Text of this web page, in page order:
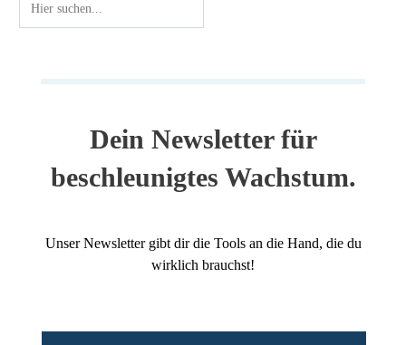
Dein Newsletter für
beschleunigtes Wachstum.
Unser Newsletter gibt dir die Tools an die Hand, die du
wirklich brauchst!